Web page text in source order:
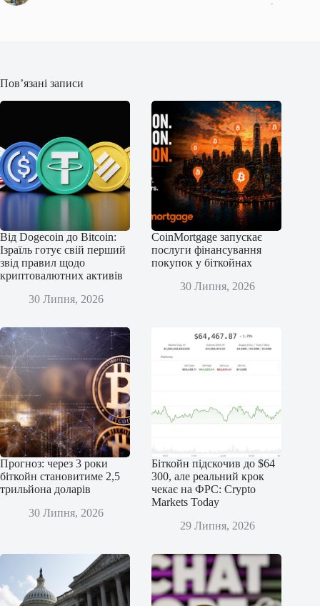
Пов’язані записи
Від Dogecoin до Bitcoin:
Ізраїль готує свій перший
звід правил щодо
криптовалютних активів
30 Липня, 2026
CoinMortgage запускає
послуги фінансування
покупок у біткойнах
30 Липня, 2026
Прогноз: через 3 роки
біткойн становитиме 2,5
трильйона доларів
30 Липня, 2026
Біткойн підскочив до $64
300, але реальний крок
чекає на ФРС: Crypto
Markets Today
29 Липня, 2026